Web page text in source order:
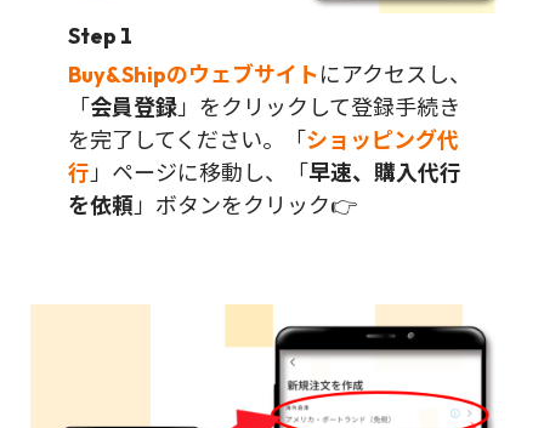
Step 1
Buy&Shipのウェブサイトにアクセスし、
「会員登録」をクリックして登録手続き
を完了してください。「ショッピング代
行」ページに移動し、「早速、購入代行
を依頼」ボタンをクリック👉